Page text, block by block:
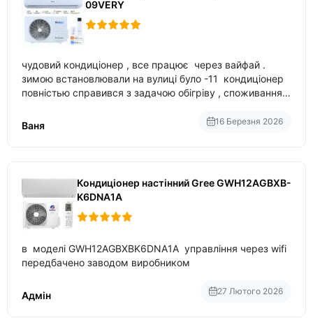
09VERY
чудовий кондиціонер , все працює через вайфай .
зимою встановлювали на вулиці було -11 кондиціонер
повністью справився з задачою обігріву , споживання
температури
Ваня 16 Березня 2026
Кондиціонер настінний Gree GWH12AGBXB-
K6DNA1A
в моделі GWH12AGBXBK6DNA1A управління через wifi
передбачено заводом виробником
Адмін 27 Лютого 2026